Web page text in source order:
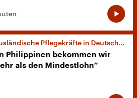
Pflegekräfte in Deutschland
Philippinen bekommen wir
als den Mindestlohn“